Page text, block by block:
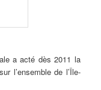
a acté dès 2011 la
l’ensemble de l’Île-